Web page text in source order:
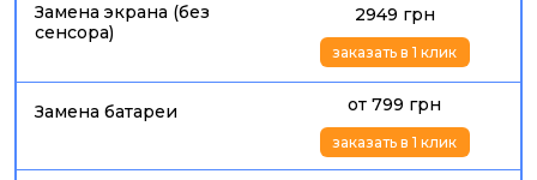
Замена экрана (без
сенсора)
2949 грн
заказать в 1 клик
Замена батареи от 799 грн
заказать в 1 клик